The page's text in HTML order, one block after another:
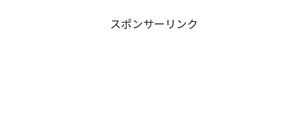
スポンサーリンク